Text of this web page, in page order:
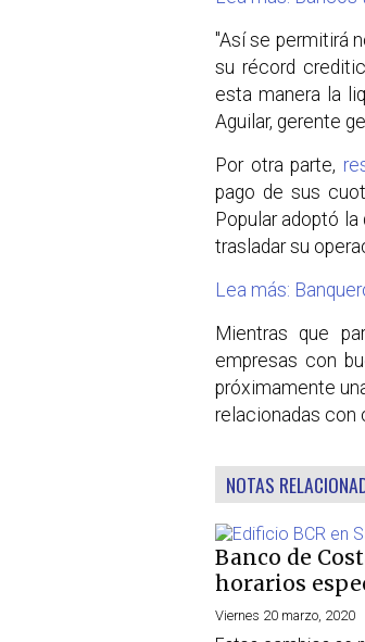
"Así se permitirá
su récord
esta manera la
Aguilar, gerente
Por otra parte,
pago de sus
Popular adoptó
trasladar su
Lea más:
Mientras que
empresas con
próximamente
relacionadas con
NOTAS
Banco de
horarios
Viernes 20 marzo, 2020